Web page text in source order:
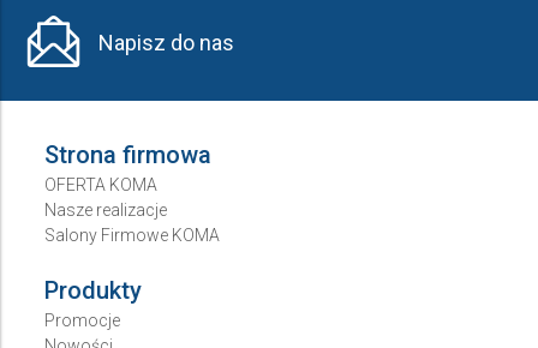
Napisz do nas
Strona firmowa
OFERTA KOMA
Nasze realizacje
Salony Firmowe KOMA
Produkty
Promocje